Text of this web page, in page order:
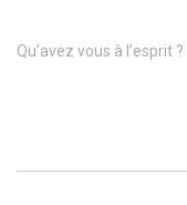
Qu’avez vous à l’esprit ?